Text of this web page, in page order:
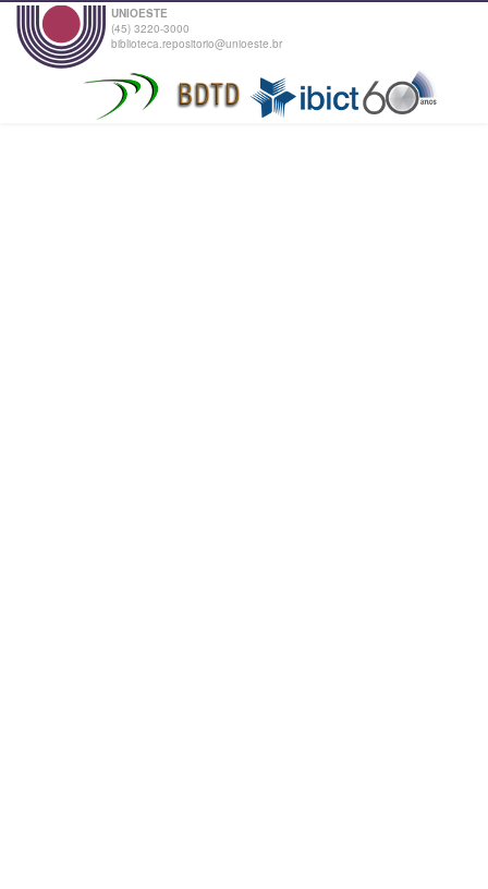
UNIOESTE
(45) 3220-3000
biblioteca.repositorio@unioeste.br